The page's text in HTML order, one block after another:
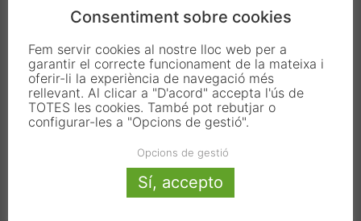
Carrer Francesc Carbonell 46-48
08034 Barcelona
T. 933 390 812
info@alcaldes.eu
Amb la col·laboració de:
Consentiment sobre cookies
Fem servir cookies al nostre lloc web per a
garantir el correcte funcionament de la mateixa i
oferir-li la experiència de navegació més
rellevant. Al clicar a "D'acord" accepta l'ús de
TOTES les cookies. També pot rebutjar o
configurar-les a "Opcions de gestió".
Opcions de gestió
Sí, accepto